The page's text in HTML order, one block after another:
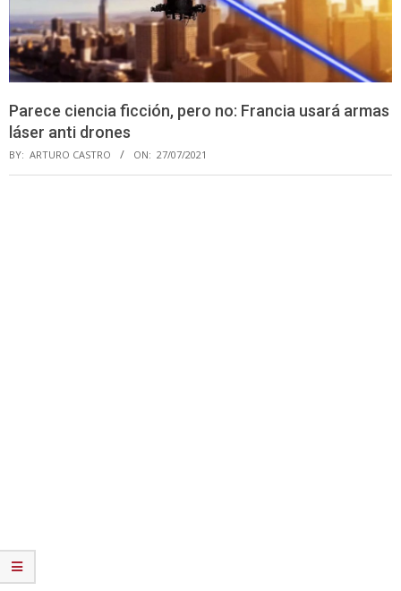
Parece ciencia ficción, pero no: Francia usará armas
láser anti drones
BY: ARTURO CASTRO ON: 27/07/2021